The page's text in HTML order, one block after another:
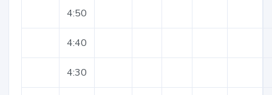
4:50
4:40
4:30